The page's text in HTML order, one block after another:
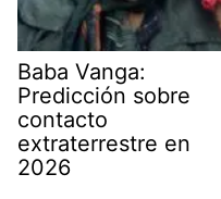
Baba Vanga:
Predicción sobre
contacto
extraterrestre en
2026